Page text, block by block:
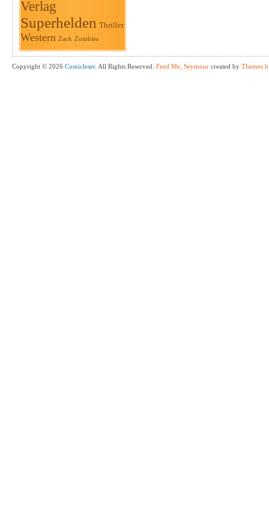
Verlag
Superhelden Thriller
Western Zack Zombies
Copyright © 2026 Comicleser. All Rights Reserved. Feed Me, Seymour created by Themes